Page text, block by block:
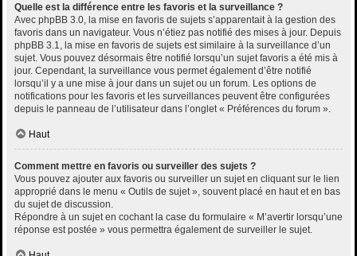
Quelle est la différence entre les favoris et la surveillance ?
Avec phpBB 3.0, la mise en favoris de sujets s’apparentait à la gestion des
favoris dans un navigateur. Vous n’étiez pas notifié des mises à jour. Depuis
phpBB 3.1, la mise en favoris de sujets est similaire à la surveillance d’un
sujet. Vous pouvez désormais être notifié lorsqu’un sujet favoris a été mis à
jour. Cependant, la surveillance vous permet également d’être notifié
lorsqu’il y a une mise à jour dans un sujet ou un forum. Les options de
notifications pour les favoris et les surveillances peuvent être configurées
depuis le panneau de l’utilisateur dans l’onglet « Préférences du forum ».
Haut
Comment mettre en favoris ou surveiller des sujets ?
Vous pouvez ajouter aux favoris ou surveiller un sujet en cliquant sur le lien
approprié dans le menu « Outils de sujet », souvent placé en haut et en bas
du sujet de discussion.
Répondre à un sujet en cochant la case du formulaire « M’avertir lorsqu’une
réponse est postée » vous permettra également de surveiller le sujet.